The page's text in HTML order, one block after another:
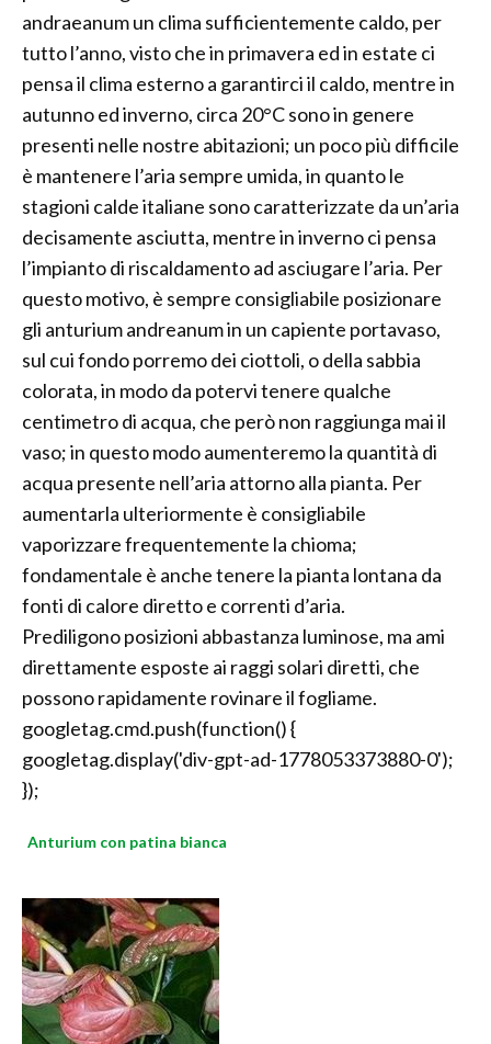
andraeanum un clima sufficientemente caldo, per
tutto l’anno, visto che in primavera ed in estate ci
pensa il clima esterno a garantirci il caldo, mentre in
autunno ed inverno, circa 20°C sono in genere
presenti nelle nostre abitazioni; un poco più difficile
è mantenere l’aria sempre umida, in quanto le
stagioni calde italiane sono caratterizzate da un’aria
decisamente asciutta, mentre in inverno ci pensa
l’impianto di riscaldamento ad asciugare l’aria. Per
questo motivo, è sempre consigliabile posizionare
gli anturium andreanum in un capiente portavaso,
sul cui fondo porremo dei ciottoli, o della sabbia
colorata, in modo da potervi tenere qualche
centimetro di acqua, che però non raggiunga mai il
vaso; in questo modo aumenteremo la quantità di
acqua presente nell’aria attorno alla pianta. Per
aumentarla ulteriormente è consigliabile
vaporizzare frequentemente la chioma;
fondamentale è anche tenere la pianta lontana da
fonti di calore diretto e correnti d’aria.
Prediligono posizioni abbastanza luminose, ma ami
direttamente esposte ai raggi solari diretti, che
possono rapidamente rovinare il fogliame.
googletag.cmd.push(function() {
googletag.display('div-gpt-ad-1778053373880-0');
});
Anturium con patina bianca